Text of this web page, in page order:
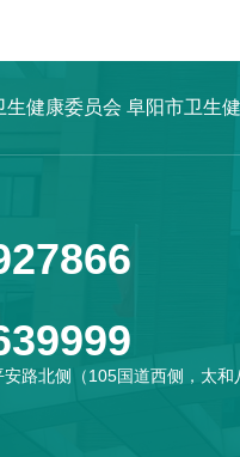
生健康委员会 阜阳市卫生
路北侧（105国道西侧，太和